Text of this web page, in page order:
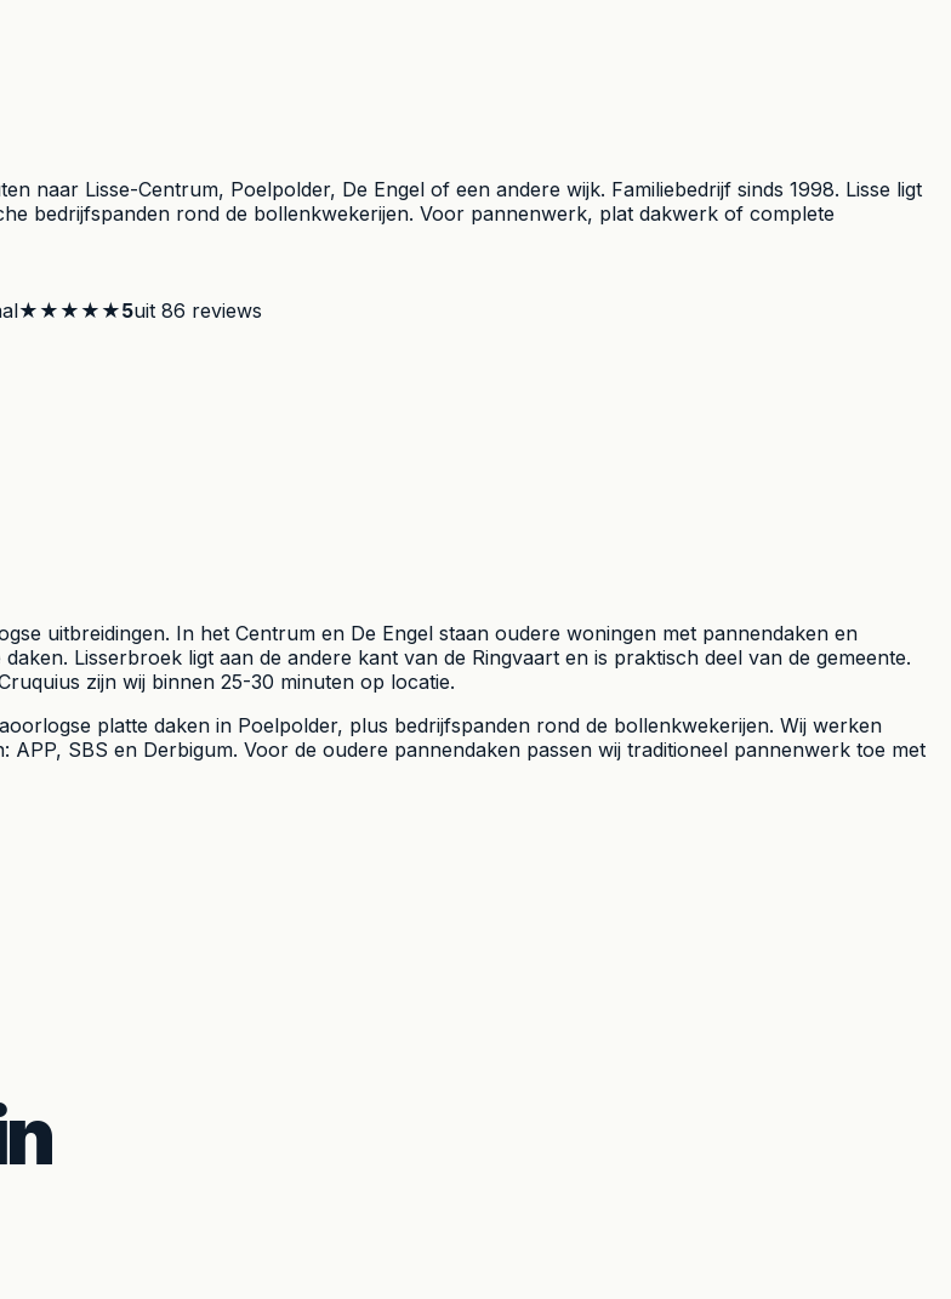
naar Lisse-Centrum, Poelpolder, De Engel of een andere wijk. Familiebedrijf sinds 1998. Lisse ligt
bedrijfspanden rond de bollenkwekerijen. Voor pannenwerk, plat dakwerk of complete
★★★★★5uit 86 reviews
uitbreidingen. In het Centrum en De Engel staan oudere woningen met pannendaken en
Lisserbroek ligt aan de andere kant van de Ringvaart en is praktisch deel van de gemeente.
zijn wij binnen 25-30 minuten op locatie.
platte daken in Poelpolder, plus bedrijfspanden rond de bollenkwekerijen. Wij werken
SBS en Derbigum. Voor de oudere pannendaken passen wij traditioneel pannenwerk toe met